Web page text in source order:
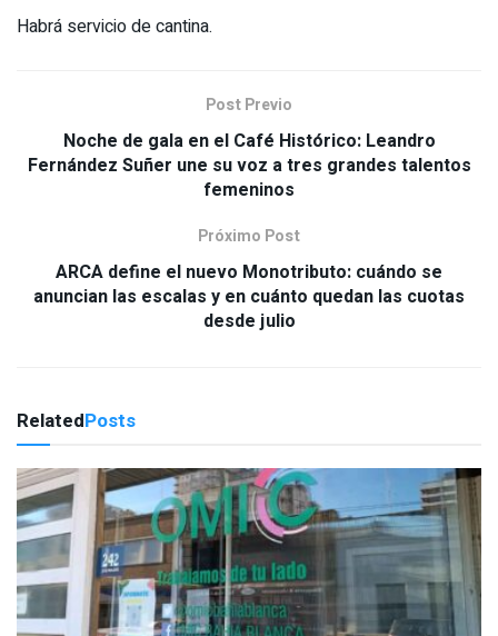
Habrá servicio de cantina.
Post Previo
Noche de gala en el Café Histórico: Leandro
Fernández Suñer une su voz a tres grandes talentos
femeninos
Próximo Post
ARCA define el nuevo Monotributo: cuándo se
anuncian las escalas y en cuánto quedan las cuotas
desde julio
RelatedPosts